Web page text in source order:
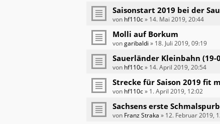
Saisonstart 2019 bei der
von hf110c» 14. Mai 2019, 20:44
Molli auf Borkum
vongaribaldi » 18. Juli 2019, 09:19
Sauerländer Kleinbahn (19-
von hf110c» 14. April 2019, 20:54
Strecke für Saison 2019 fit
von hf110c» 1. April 2019, 12:02
Sachsens erste
von Franz Straka » 12. Februar 2019,